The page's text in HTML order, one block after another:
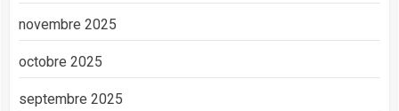
novembre 2025
octobre 2025
septembre 2025